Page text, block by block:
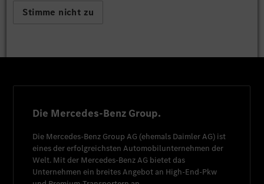
Stimme nicht zu
Die Mercedes-Benz Group.
Die Mercedes-Benz Group AG (ehemals Daimler AG) ist
eines der erfolgreichsten Automobilunternehmen der
Welt. Mit der Mercedes-Benz AG bietet das
Unternehmen ein breites Angebot an High-End-Pkw